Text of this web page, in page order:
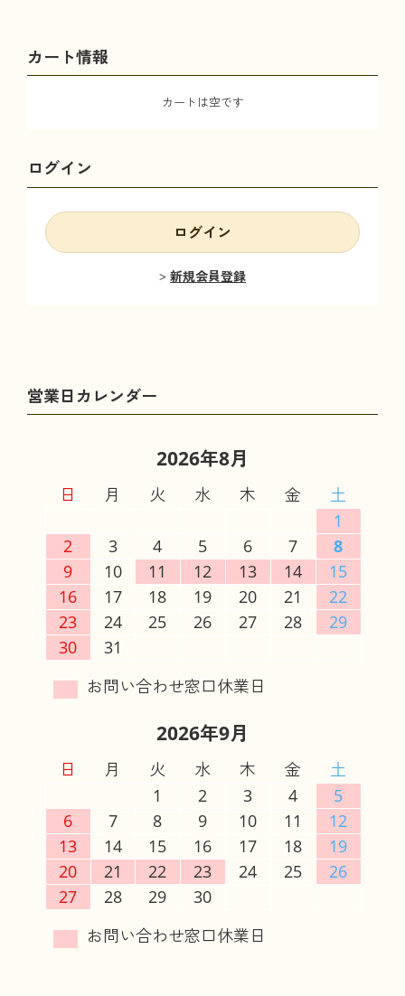
カート情報
カートは空です
ログイン
ログイン
新規会員登録
2026年8月
日 月 火 水 木 金
土
1
2
3 4 5 6 7
8
9
10 11 12 13 14
15
16
17 18 19 20 21
22
23
24 25 26 27 28
29
30
31
2026年9月
日 月 火 水 木 金
土
1
2 3 4
5
6
7 8 9 10 11
12
13
14 15 16 17 18
19
20
21 22 23 24 25
26
27
28 29 30